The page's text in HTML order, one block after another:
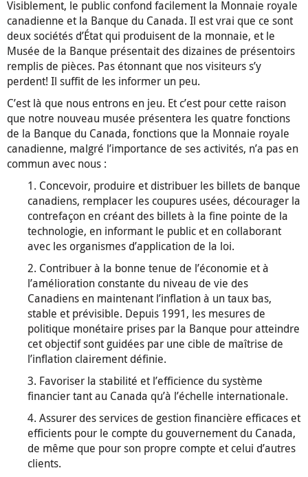
Visiblement, le public confond facilement la Monnaie royale
canadienne et la Banque du Canada. Il est vrai que ce sont
deux sociétés d’État qui produisent de la monnaie, et le
Musée de la Banque présentait des dizaines de présentoirs
remplis de pièces. Pas étonnant que nos visiteurs s’y
perdent! Il suffit de les informer un peu.
C’est là que nous entrons en jeu. Et c’est pour cette raison
que notre nouveau musée présentera les quatre fonctions
de la Banque du Canada, fonctions que la Monnaie royale
canadienne, malgré l’importance de ses activités, n’a pas en
commun avec nous :
1. Concevoir, produire et distribuer les billets de banque
canadiens, remplacer les coupures usées, décourager la
contrefaçon en créant des billets à la fine pointe de la
technologie, en informant le public et en collaborant
avec les organismes d’application de la loi.
2. Contribuer à la bonne tenue de l’économie et à
l’amélioration constante du niveau de vie des
Canadiens en maintenant l’inflation à un taux bas,
stable et prévisible. Depuis 1991, les mesures de
politique monétaire prises par la Banque pour atteindre
cet objectif sont guidées par une cible de maîtrise de
l’inflation clairement définie.
3. Favoriser la stabilité et l’efficience du système
financier tant au Canada qu’à l’échelle internationale.
4. Assurer des services de gestion financière efficaces et
efficients pour le compte du gouvernement du Canada,
de même que pour son propre compte et celui d’autres
clients.